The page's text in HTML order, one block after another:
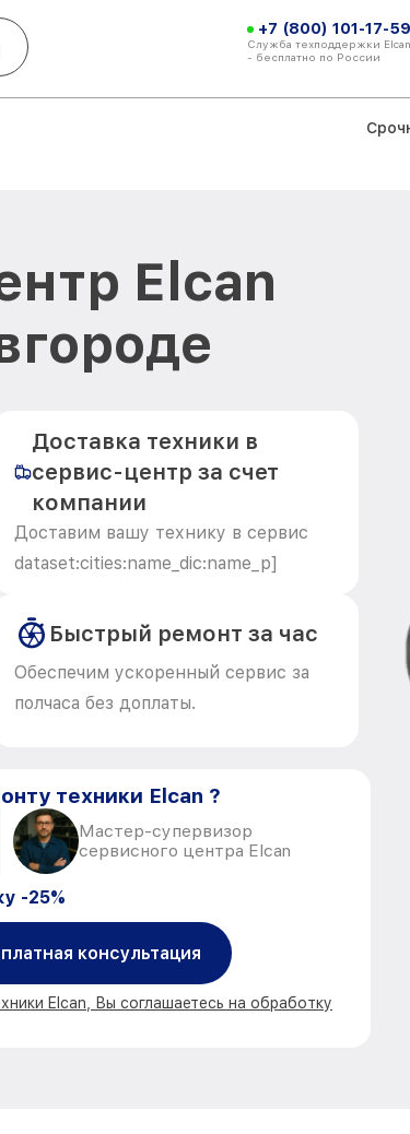
+7 (800) 101-17-59
Служба техподдержки Elcan
- бесплатно по России
Elcan
Доставка техники в
сервис-центр за счет
компании
Доставим вашу технику в сервис
dataset:cities:name_dic:name_p]
Быстрый ремонт за час
Обеспечим ускоренный сервис за
полчаса без доплаты.
техники Elcan ?
Мастер-супервизор
сервисного центра Elcan
-25%
консультация
Elcan, Вы соглашаетесь на обработку